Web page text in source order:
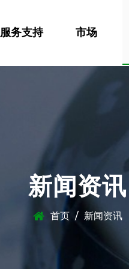
服务支持 市场
新闻资讯
首页 / 新闻资讯